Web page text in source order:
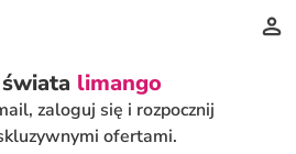
limango
zaloguj się i rozpocznij
ofertami.